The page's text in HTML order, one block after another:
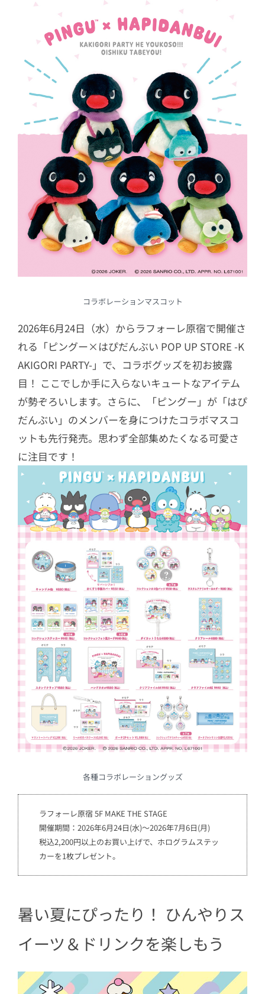
コラボレーションマスコット
2026年6月24日（水）からラフォーレ原宿で開催さ
れる「ピングー×はぴだんぶい POP UP STORE -K
AKIGORI PARTY-」で、コラボグッズを初お披露
目！ ここでしか手に入らないキュートなアイテム
が勢ぞろいします。さらに、「ピングー」が「はぴ
だんぶい」のメンバーを身につけたコラボマスコ
ットも先行発売。思わず全部集めたくなる可愛さ
に注目です！
各種コラボレーショングッズ
ラフォーレ原宿 5F MAKE THE STAGE
開催期間：2026年6月24日(水)～2026年7月6日(月)
税込2,200円以上のお買い上げで、ホログラムステッ
カーを1枚プレゼント。
暑い夏にぴったり！ ひんやりス
イーツ＆ドリンクを楽しもう